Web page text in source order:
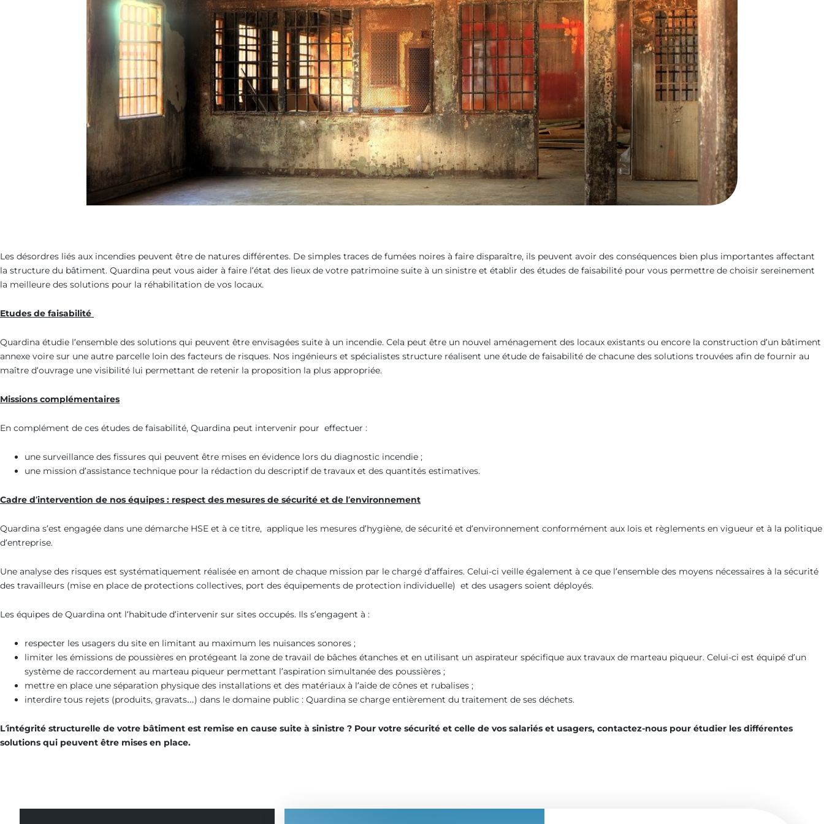
Les désordres liés aux incendies peuvent être de natures différentes. De simples traces de fumées noires à faire disparaître, ils peuvent avoir des conséquences bien plus importantes affectant
la structure du bâtiment. Quardina peut vous aider à faire l’état des lieux de votre patrimoine suite à un sinistre et établir des études de faisabilité pour vous permettre de choisir sereinement
la meilleure des solutions pour la réhabilitation de vos locaux.
Etudes de faisabilité
Quardina étudie l’ensemble des solutions qui peuvent être envisagées suite à un incendie. Cela peut être un nouvel aménagement des locaux existants ou encore la construction d’un bâtiment
annexe voire sur une autre parcelle loin des facteurs de risques. Nos ingénieurs et spécialistes structure réalisent une étude de faisabilité de chacune des solutions trouvées afin de fournir au
maître d’ouvrage une visibilité lui permettant de retenir la proposition la plus appropriée.
Missions complémentaires
En complément de ces études de faisabilité, Quardina peut intervenir pour effectuer :
une surveillance des fissures qui peuvent être mises en évidence lors du diagnostic incendie ;
une mission d’assistance technique pour la rédaction du descriptif de travaux et des quantités estimatives.
Cadre d’intervention de nos équipes : respect des mesures de sécurité et de l’environnement
Quardina s’est engagée dans une démarche HSE et à ce titre, applique les mesures d’hygiène, de sécurité et d’environnement conformément aux lois et règlements en vigueur et à la politique
d’entreprise.
Une analyse des risques est systématiquement réalisée en amont de chaque mission par le chargé d’affaires. Celui-ci veille également à ce que l’ensemble des moyens nécessaires à la sécurité
des travailleurs (mise en place de protections collectives, port des équipements de protection individuelle) et des usagers soient déployés.
Les équipes de Quardina ont l’habitude d’intervenir sur sites occupés. Ils s’engagent à :
respecter les usagers du site en limitant au maximum les nuisances sonores ;
limiter les émissions de poussières en protégeant la zone de travail de bâches étanches et en utilisant un aspirateur spécifique aux travaux de marteau piqueur. Celui-ci est équipé d’un
système de raccordement au marteau piqueur permettant l’aspiration simultanée des poussières ;
mettre en place une séparation physique des installations et des matériaux à l’aide de cônes et rubalises ;
interdire tous rejets (produits, gravats…) dans le domaine public : Quardina se charge entièrement du traitement de ses déchets.
L’intégrité structurelle de votre bâtiment est remise en cause suite à sinistre ? Pour votre sécurité et celle de vos salariés et usagers, contactez-nous pour étudier les différentes
solutions qui peuvent être mises en place.